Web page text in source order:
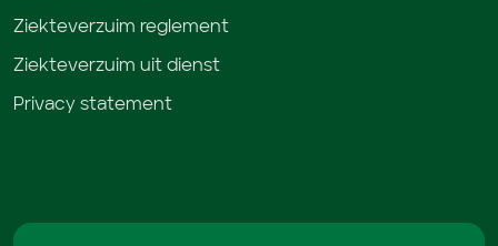
Ziekteverzuim reglement
Ziekteverzuim uit dienst
Privacy statement